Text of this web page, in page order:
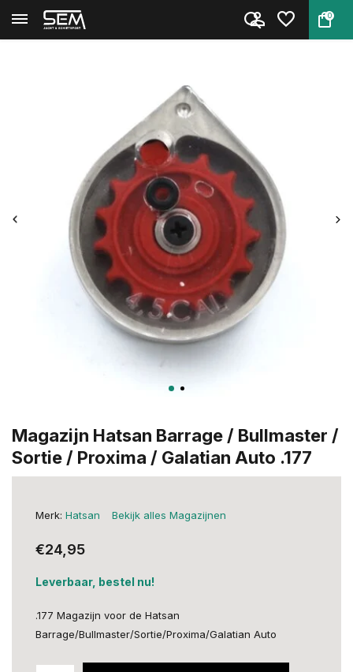
0
Terug Home Magazijn Hatsan Barrage / Bull...
Magazijn Hatsan Barrage / Bullmaster /
Sortie / Proxima / Galatian Auto .177
Merk: Hatsan Bekijk alles Magazijnen
€24,95
Leverbaar, bestel nu!
.177 Magazijn voor de Hatsan
Barrage/Bullmaster/Sortie/Proxima/Galatian Auto